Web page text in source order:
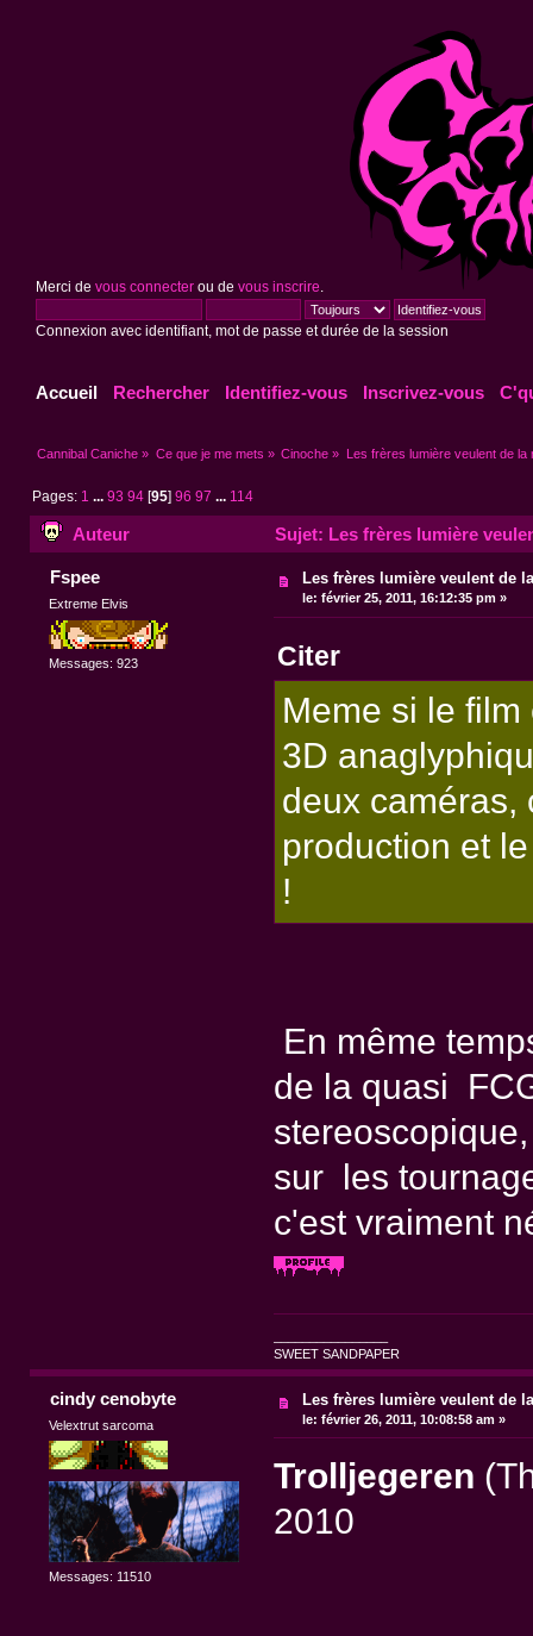
Merci de vous connecterou de vous inscrire
Connexion avec identifiant, mot de passe et durée de la session
Accueil Rechercher Identifiez-vous Inscrivez-vous
Cannibal Caniche » Ce que je me mets » Cinoche» Les frères lumière veulent de la
Pages: 1 ...93 94 [95]96 97 ... 114
Auteur Sujet: Les frères lumière
Fspee
Extreme Elvis
Messages: 923
Les frères lumière veulent de
le: février 25, 2011, 16:12:35 pm »
Citer
Meme si le
3D
deux caméras,
production et
!
En même
de la quasi
sur les
c'est vraiment
SWEET SANDPAPER
cindy cenobyte
Velextrut sarcoma
Messages: 11510
Les frères lumière veulent de
le: février 26, 2011, 10:08:58 am »
Trolljegeren
2010